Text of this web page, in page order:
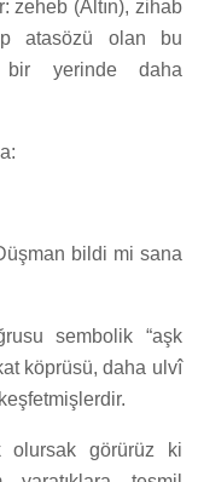
zeheb (Altın), zihab
atasözü olan bu
bir yerinde daha
bildi mi sana
sembolik “aşk
köprüsü, daha ulvî
olursak görürüz ki